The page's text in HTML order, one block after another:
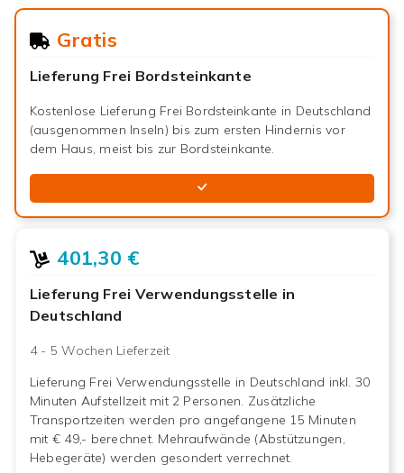
Gratis
Lieferung Frei Bordsteinkante
Kostenlose Lieferung Frei Bordsteinkante in Deutschland
(ausgenommen Inseln) bis zum ersten Hindernis vor
dem Haus, meist bis zur Bordsteinkante.
401,30 €
Lieferung Frei Verwendungsstelle in
Deutschland
4 - 5 Wochen Lieferzeit
Lieferung Frei Verwendungsstelle in Deutschland inkl. 30
Minuten Aufstellzeit mit 2 Personen. Zusätzliche
Transportzeiten werden pro angefangene 15 Minuten
mit € 49,- berechnet. Mehraufwände (Abstützungen,
Hebegeräte) werden gesondert verrechnet.